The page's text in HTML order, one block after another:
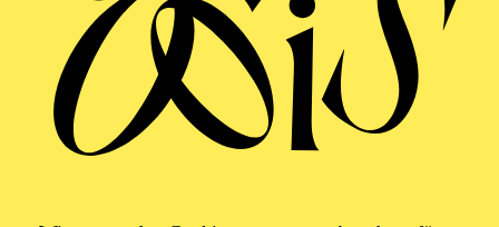
Da haben wir den